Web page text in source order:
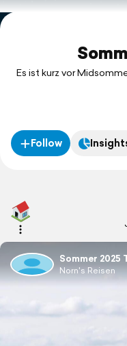
Support
Es ist kurz vor
können
Hooksiel empfängt
Follow
Sommer 2025
Norn's Reisen